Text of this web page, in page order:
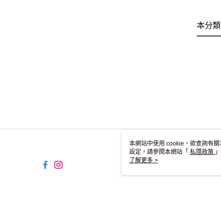
本分
本網站中使用 cookie，欲查詢有
設定，請參閱本網站「 私隱政策
用 cookie。
了解更多 >